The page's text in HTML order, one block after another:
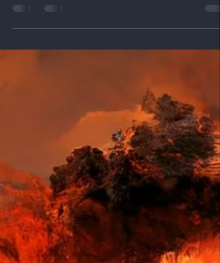
23. Apr. 2023
Warum KI ihr eigenes Wuhan
braucht....
generativen Form einen neuen Quantensprung
vollführt, melden sich wie erwartet die Einheger,...